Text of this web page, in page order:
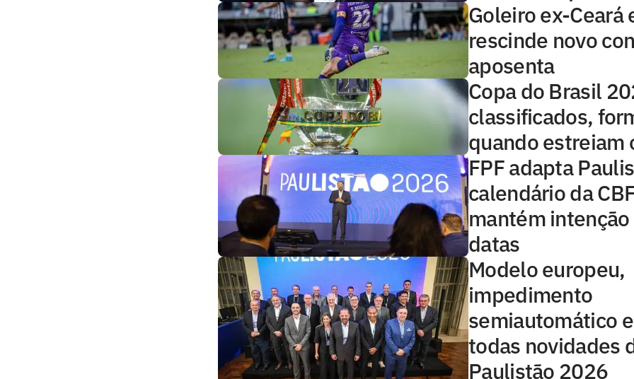
Goleiro ex-Ceará
rescinde novo
aposenta
Copa do Brasil
classificados,
quando estreiam
FPF adapta
calendário da
mantém
datas
Modelo europeu,
impedimento
semiautomático
todas novidades
Paulistão 2026